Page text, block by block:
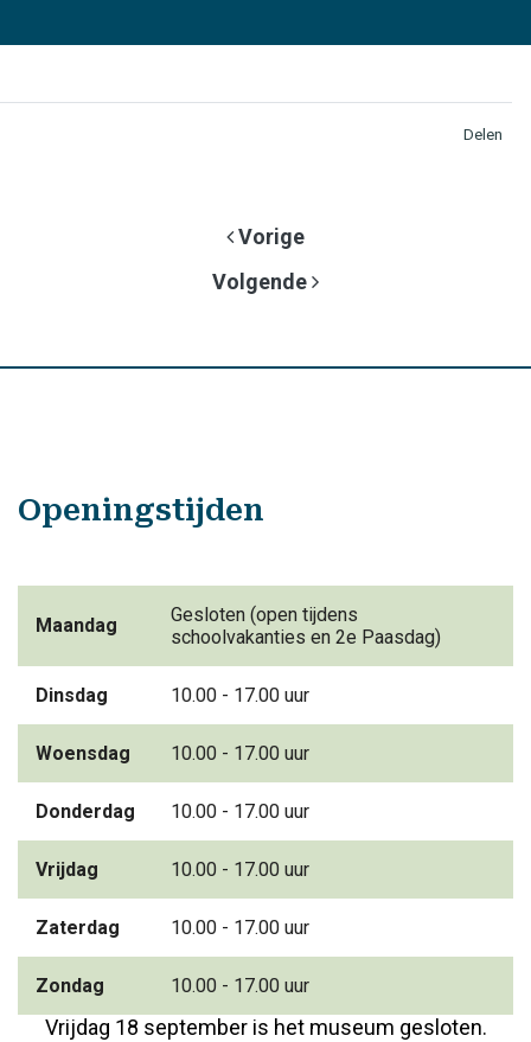
Delen
Vorige
Volgende
Openingstijden
Maandag
Gesloten (open tijdens
schoolvakanties en 2e Paasdag)
Dinsdag 10.00 - 17.00 uur
Woensdag 10.00 - 17.00 uur
Donderdag 10.00 - 17.00 uur
Vrijdag 10.00 - 17.00 uur
Zaterdag 10.00 - 17.00 uur
Zondag 10.00 - 17.00 uur
Vrijdag 18 september is het museum gesloten.